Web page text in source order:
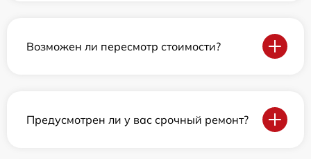
Возможен ли пересмотр стоимости?
Предусмотрен ли у вас срочный ремонт?